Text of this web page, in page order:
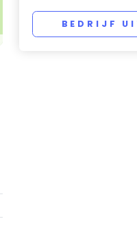
BEDRIJF